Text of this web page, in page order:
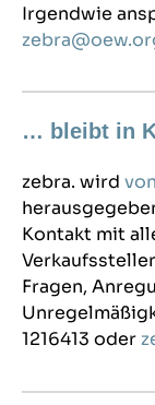
Irgendwie
… bleibt in
zebra. wird
Kontakt mit
Fragen,
1216413 oder